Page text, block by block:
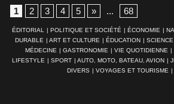
1
2 3 4 5 » ... 68
ÉDITORIAL | POLITIQUE ET SOCIÉTÉ | ÉCONOMIE |
DURABLE | ART ET CULTURE | ÉDUCATION |
MÉDECINE | GASTRONOMIE | VIE QUOTIDIENNE |
LIFESTYLE | SPORT | AUTO, MOTO, BATEAU, AVION |
DIVERS | VOYAGES ET TOURISME |